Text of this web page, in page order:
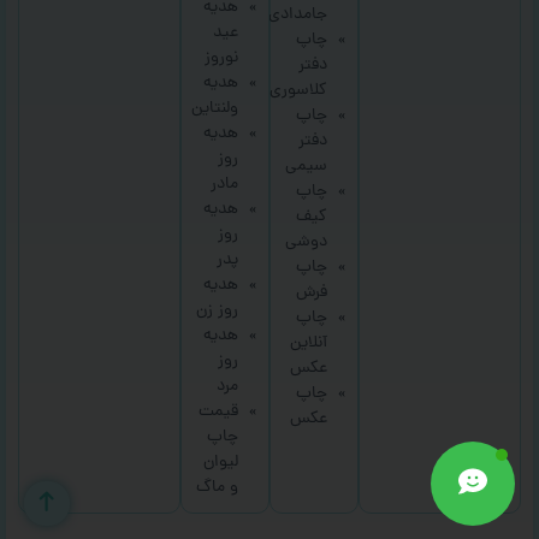
جامدادی
چاپ
دفتر
کلاسوری
چاپ
دفتر
سیمی
چاپ
کیف
دوشی
چاپ
فرش
چاپ
آنلاین
عکس
چاپ
عکس
هدیه
عید
نوروز
هدیه
ولنتاین
هدیه
روز
مادر
هدیه
روز
پدر
هدیه
روز زن
هدیه
روز
مرد
قیمت
چاپ
لیوان
و ماگ